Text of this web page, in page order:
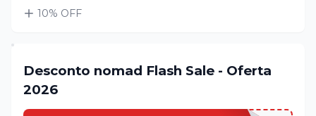
10% OFF
Desconto nomad Flash Sale - Oferta
2026